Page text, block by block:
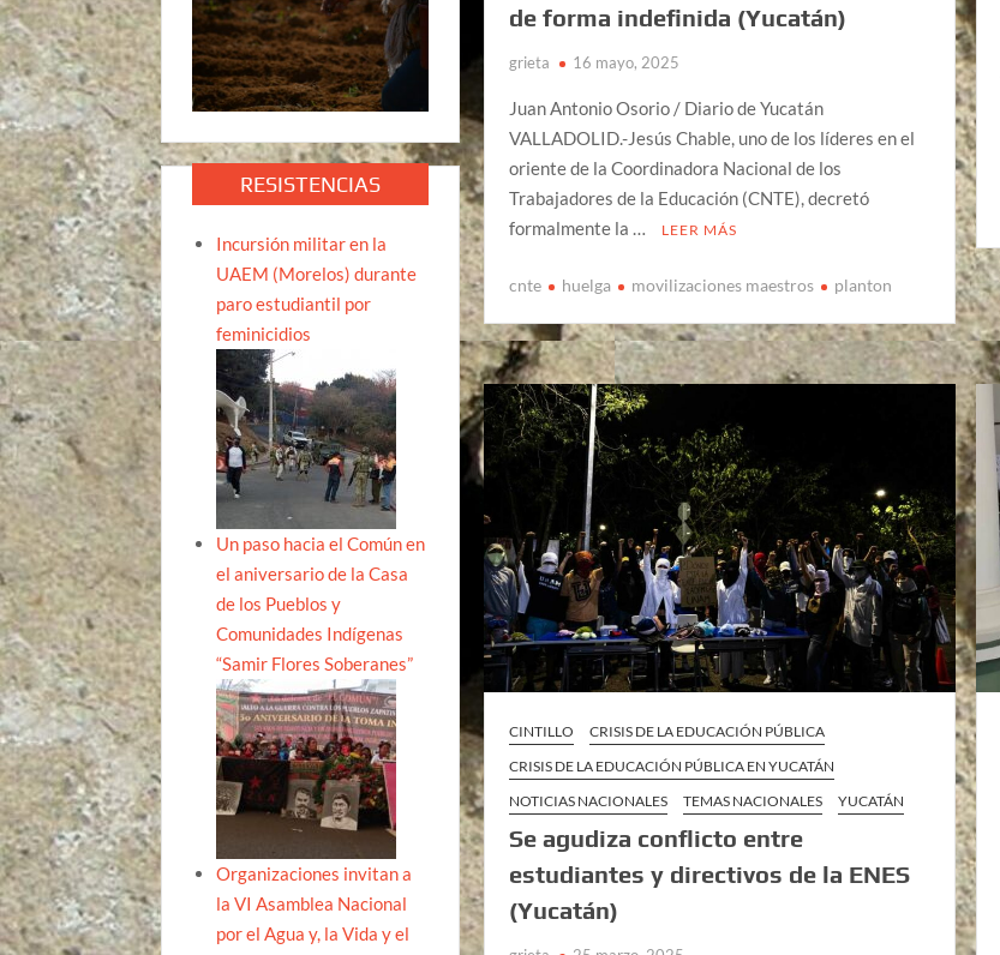
de forma indefinida (Yucatán)
grieta 16 mayo, 2025
Juan Antonio Osorio / Diario de Yucatán
VALLADOLID.-Jesús Chable, uno de los líderes en el
oriente de la Coordinadora Nacional de los
Trabajadores de la Educación (CNTE), decretó
formalmente la …
LEER MÁS
cnte huelga movilizaciones maestros planton
CINTILLO
CRISIS DE LA EDUCACIÓN PÚBLICA
CRISIS DE LA EDUCACIÓN PÚBLICA EN YUCATÁN
NOTICIAS NACIONALES
TEMAS NACIONALES YUCATÁN
Se agudiza conflicto entre
estudiantes y directivos de la ENES
(Yucatán)
RESISTENCIAS
Incursión militar en la
UAEM (Morelos) durante
paro estudiantil por
feminicidios
Un paso hacia el Común en
el aniversario de la Casa
de los Pueblos y
Comunidades Indígenas
“Samir Flores Soberanes”
Organizaciones invitan a
la VI Asamblea Nacional
por el Agua y, la Vida y el